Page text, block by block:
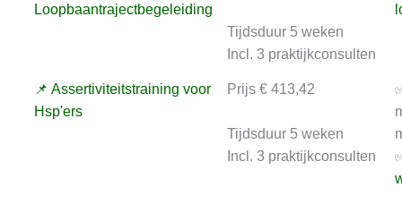
Loopbaantrajectbegeleiding
Tijdsduur 5 weken
Incl. 3 praktijkconsulten
📌 Assertiviteitstraining voor
Hsp'ers
Prijs € 413,42
Tijdsduur 5 weken
Incl. 3 praktijkconsulten